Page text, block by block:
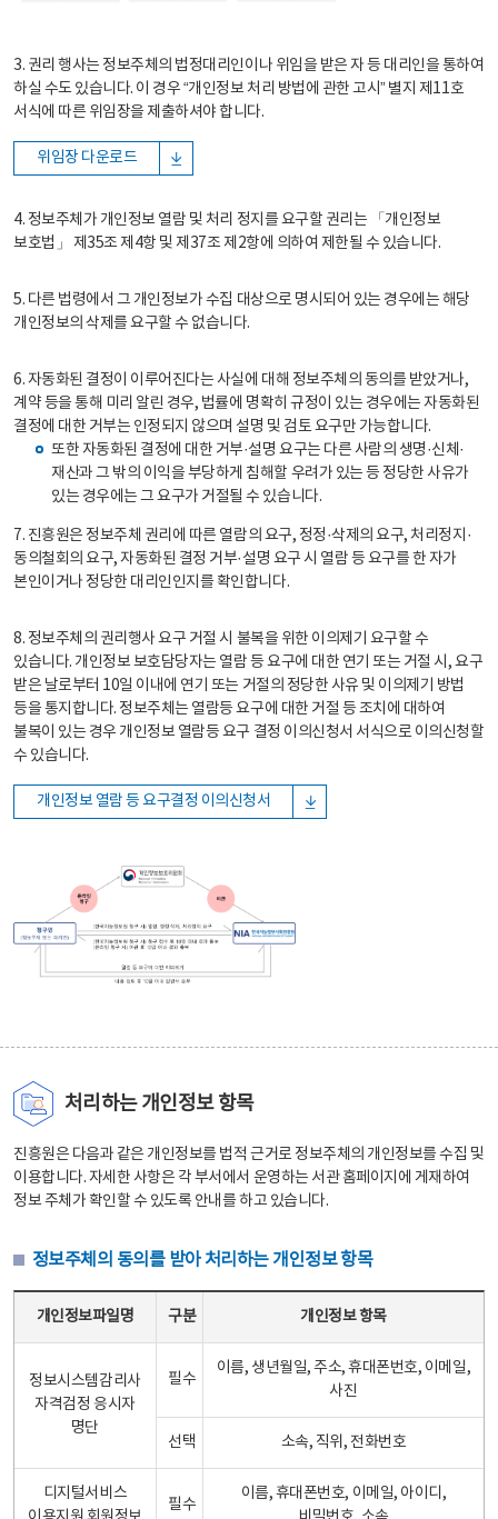
3. 권리 행사는 정보주체의 법정대리인이나 위임을 받은 자 등 대리인을 통하여
하실 수도 있습니다. 이 경우 “개인정보 처리 방법에 관한 고시” 별지 제11호
서식에 따른 위임장을 제출하셔야 합니다.
위임장 다운로드
4. 정보주체가 개인정보 열람 및 처리 정지를 요구할 권리는 「개인정보
보호법」 제35조 제4항 및 제37조 제2항에 의하여 제한될 수 있습니다.
5. 다른 법령에서 그 개인정보가 수집 대상으로 명시되어 있는 경우에는 해당
개인정보의 삭제를 요구할 수 없습니다.
6. 자동화된 결정이 이루어진다는 사실에 대해 정보주체의 동의를 받았거나,
계약 등을 통해 미리 알린 경우, 법률에 명확히 규정이 있는 경우에는 자동화된
결정에 대한 거부는 인정되지 않으며 설명 및 검토 요구만 가능합니다.
또한 자동화된 결정에 대한 거부·설명 요구는 다른 사람의 생명·신체·
재산과 그 밖의 이익을 부당하게 침해할 우려가 있는 등 정당한 사유가
있는 경우에는 그 요구가 거절될 수 있습니다.
7. 진흥원은 정보주체 권리에 따른 열람의 요구, 정정·삭제의 요구, 처리정지·
동의철회의 요구, 자동화된 결정 거부·설명 요구 시 열람 등 요구를 한 자가
본인이거나 정당한 대리인인지를 확인합니다.
8. 정보주체의 권리행사 요구 거절 시 불복을 위한 이의제기 요구할 수
있습니다. 개인정보 보호담당자는 열람 등 요구에 대한 연기 또는 거절 시, 요구
받은 날로부터 10일 이내에 연기 또는 거절의 정당한 사유 및 이의제기 방법
등을 통지합니다. 정보주체는 열람등 요구에 대한 거절 등 조치에 대하여
불복이 있는 경우 개인정보 열람등 요구 결정 이의신청서 서식으로 이의신청할
수 있습니다.
개인정보 열람 등 요구결정 이의신청서
처리하는 개인정보 항목
진흥원은 다음과 같은 개인정보를 법적 근거로 정보주체의 개인정보를 수집 및
이용합니다. 자세한 사항은 각 부서에서 운영하는 서관 홈페이지에 게재하여
정보 주체가 확인할 수 있도록 안내를 하고 있습니다.
정보주체의 동의를 받아 처리하는 개인정보 항목
개인정보파일명 구분 개인정보 항목
정보시스템감리사
자격검정 응시자
명단
필수
이름, 생년월일, 주소, 휴대폰번호, 이메일,
사진
선택 소속, 직위, 전화번호
디지털서비스
필수
이름, 휴대폰번호, 이메일, 아이디,